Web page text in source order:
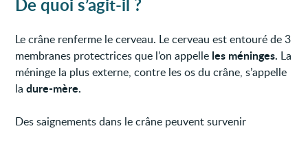
De quoi s’agit-il ?
Le crâne renferme le cerveau. Le cerveau est entouré de 3
membranes protectrices que l’on appelle les méninges. La
méninge la plus externe, contre les os du crâne, s’appelle
ladure-mère.
Des saignements dans le crâne peuvent survenir